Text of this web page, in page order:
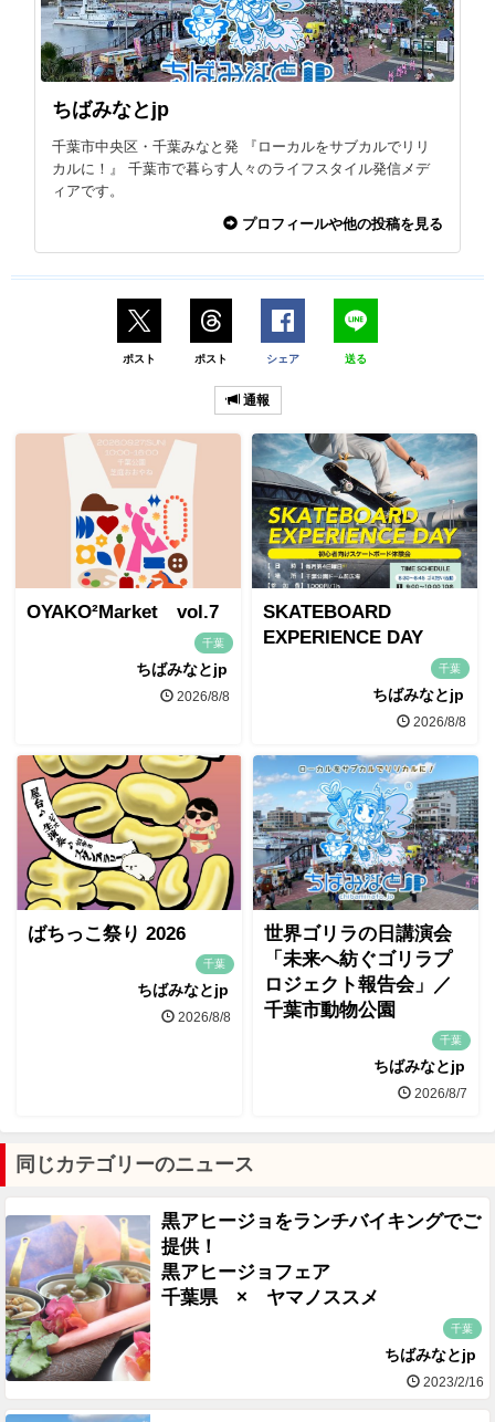
ちばみなとjp
千葉市中央区・千葉みなと発 『ローカルをサブカルでリリ
カルに！』 千葉市で暮らす人々のライフスタイル発信メデ
ィアです。
プロフィールや他の投稿を見る
ポスト ポスト シェア 送る
通報
OYAKO²Market vol.7
千葉
ちばみなとjp
2026/8/8
SKATEBOARD
EXPERIENCE DAY
千葉
ちばみなとjp
2026/8/8
ばちっこ祭り 2026
千葉
ちばみなとjp
2026/8/8
世界ゴリラの日講演会
「未来へ紡ぐゴリラプ
ロジェクト報告会」／
千葉市動物公園
千葉
ちばみなとjp
2026/8/7
同じカテゴリーのニュース
黒アヒージョをランチバイキングでご
提供！
黒アヒージョフェア
千葉県 × ヤマノススメ
千葉
ちばみなとjp
2023/2/16